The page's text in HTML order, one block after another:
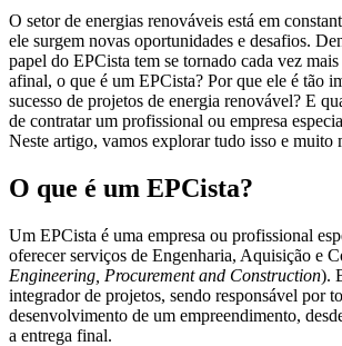
O setor de energias renováveis está em
ele surgem novas oportunidades e desafios.
papel do EPCista tem se tornado cada vez
afinal, o que é um EPCista? Por que ele é tão
sucesso de projetos de energia renovável? E
de contratar um profissional ou empresa
Neste artigo, vamos explorar tudo isso e muito
O que é um EPCista?
Um EPCista é uma empresa ou profissional
oferecer serviços de Engenharia, Aquisição e
Engineering, Procurement and Construction).
integrador de projetos, sendo responsável por
desenvolvimento de um empreendimento,
a entrega final.